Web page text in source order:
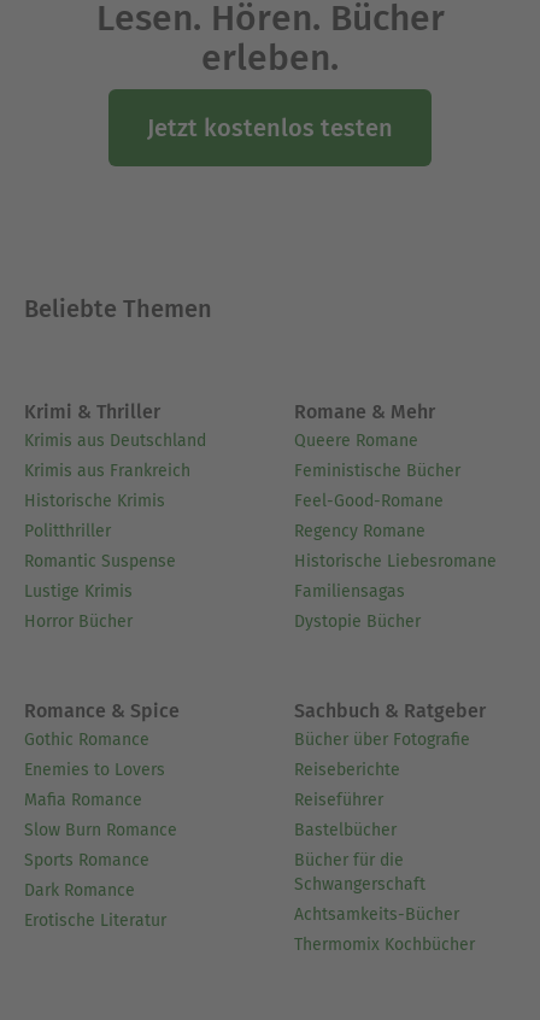
Leseempfehlung geben, da das Thema hart
ist, auch wenn es keine dallzu drastischen
Schilderungen vom Kindesmissbrauch gibt.
Allein, dass er im Raum steht und die
Voraussetzung, seelische Stabilität meiner
Lesen. Hören. Bücher
erleben.
Jetzt kostenlos testen
Beliebte Themen
Krimi & Thriller
Krimis aus Deutschland
Krimis aus Frankreich
Historische Krimis
Politthriller
Romantic Suspense
Lustige Krimis
Horror Bücher
Romane & Mehr
Queere Romane
Feministische Bücher
Feel-Good-Romane
Regency Romane
Historische Liebesromane
Familiensagas
Dystopie Bücher
Romance & Spice
Gothic Romance
Enemies to Lovers
Mafia Romance
Slow Burn Romance
Sports Romance
Dark Romance
Erotische Literatur
Sachbuch & Ratgeber
Bücher über Fotografie
Reiseberichte
Reiseführer
Bastelbücher
Bücher für die
Schwangerschaft
Achtsamkeits-Bücher
Thermomix Kochbücher